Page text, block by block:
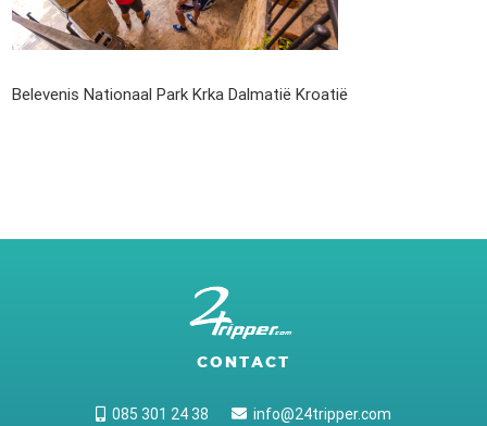
Belevenis Nationaal Park Krka Dalmatië Kroatië
CONTACT
085 301 24 38 info@24tripper.com